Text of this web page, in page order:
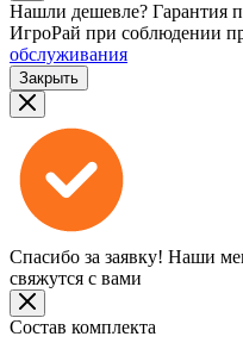
Нашли дешевле? Гарантия
ИгроРай при соблюдении
обслуживания
Закрыть
Спасибо за заявку! Наши
свяжутся с вами
Состав комплекта